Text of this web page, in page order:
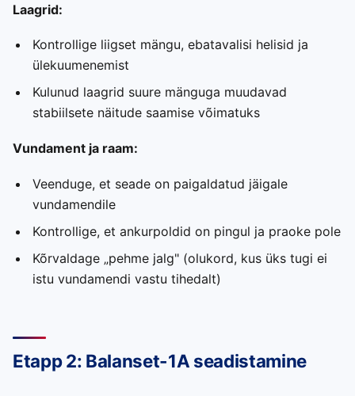
Laagrid:
Kontrollige liigset mängu, ebatavalisi helisid ja
ülekuumenemist
Kulunud laagrid suure mänguga muudavad
stabiilsete näitude saamise võimatuks
Vundament ja raam:
Veenduge, et seade on paigaldatud jäigale
vundamendile
Kontrollige, et ankurpoldid on pingul ja praoke pole
Kõrvaldage „pehme jalg" (olukord, kus üks tugi ei
istu vundamendi vastu tihedalt)
Etapp 2: Balanset-1A seadistamine